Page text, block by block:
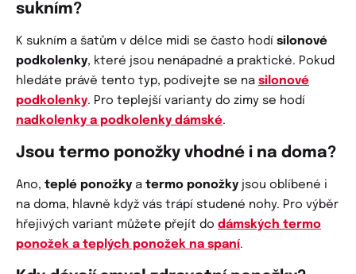
sukním?
K sukním a šatům v délce midi se často hodí silonové
podkolenky, které jsou nenápadné a praktické. Pokud
hledáte právě tento typ, podívejte se na silonové
podkolenky. Pro teplejší varianty do zimy se hodí
nadkolenky a podkolenky dámské.
Jsou termo ponožky vhodné i na doma?
Ano, teplé ponožky a termo ponožky jsou oblíbené i
na doma, hlavně když vás trápí studené nohy. Pro výběr
hřejivých variant můžete přejít do dámských termo
ponožek a teplých ponožek na spaní.